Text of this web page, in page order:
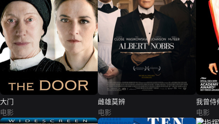
大门
电影
雌雄莫辨
电影
我曾侍
电影